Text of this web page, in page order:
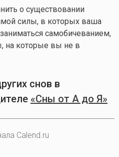
о существовании
силы, в которых ваша
заниматься самобичеванием,
на которые вы не в
снов в
«Сны от А до Я»
Calend.ru